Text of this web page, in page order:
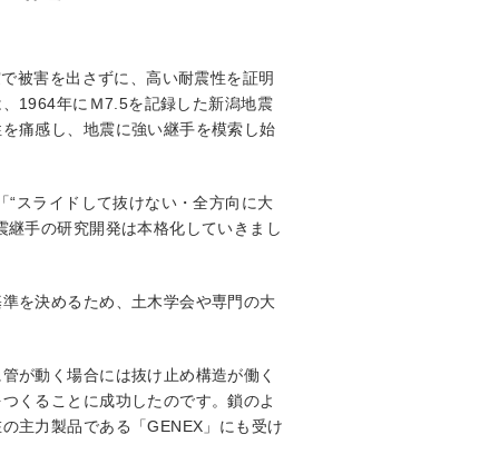
被害を出さずに、高い耐震性を証明
1964年にＭ7.5を記録した新潟地震
痛感し、地震に強い継手を模索し始
スライドして抜けない・全方向に大
手の研究開発は本格化していきまし
を決めるため、土木学会や専門の大
が動く場合には抜け止め構造が働く
くることに成功したのです。鎖のよ
主力製品である「GENEX」にも受け